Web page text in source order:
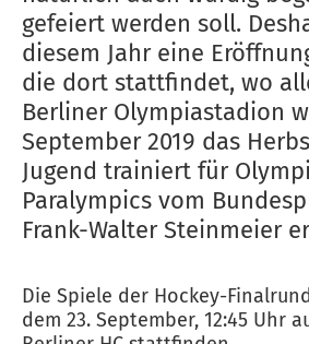
gefeiert werden soll.
diesem Jahr eine
die dort stattfindet, wo
Berliner Olympiastadion
September 2019 das
Jugend trainiert für
Paralympics vom
Frank-Walter Steinmeier
Die Spiele der Hockey-
dem 23. September, 12:45 Uhr